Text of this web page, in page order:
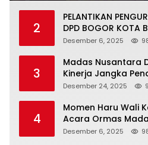
2
PELANTIKAN
DPD BOGOR KOTA
KHIDMAT
Desember 6, 2025
3
Madas Nusantara
Kinerja Jangka
Panjang
Desember 24, 2025
4
Momen Haru Wali
Acara Ormas
Peci Hitam Tinggi
Desember 6, 2025